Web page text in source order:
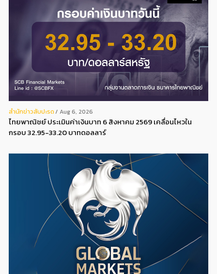
สํานักข่าวสับปะรด Aug 6, 2026
ไทยพาณิชย์ ประเมินค่าเงินบาท 6 สิงหาคม 2569 เคลื่อนไหวใน
กรอบ 32.95-33.20 บาทดอลลาร์